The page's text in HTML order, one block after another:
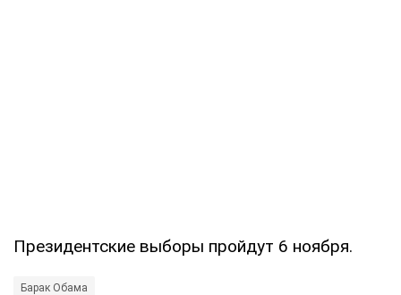
Президентские выборы пройдут 6 ноября.
Барак Обама